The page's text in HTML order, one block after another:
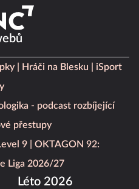
Hráči na Blesku
iSport
- podcast rozbíjející
přestupy
9
OKTAGON 92:
Liga 2026/27
Léto 2026